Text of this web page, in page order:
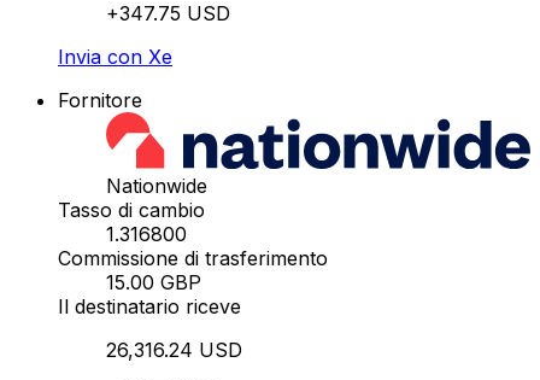
+347.75 USD
Invia con Xe
Fornitore
Nationwide
Tasso di cambio
1.316800
Commissione di trasferimento
15.00 GBP
Il destinatario riceve
26,316.24 USD